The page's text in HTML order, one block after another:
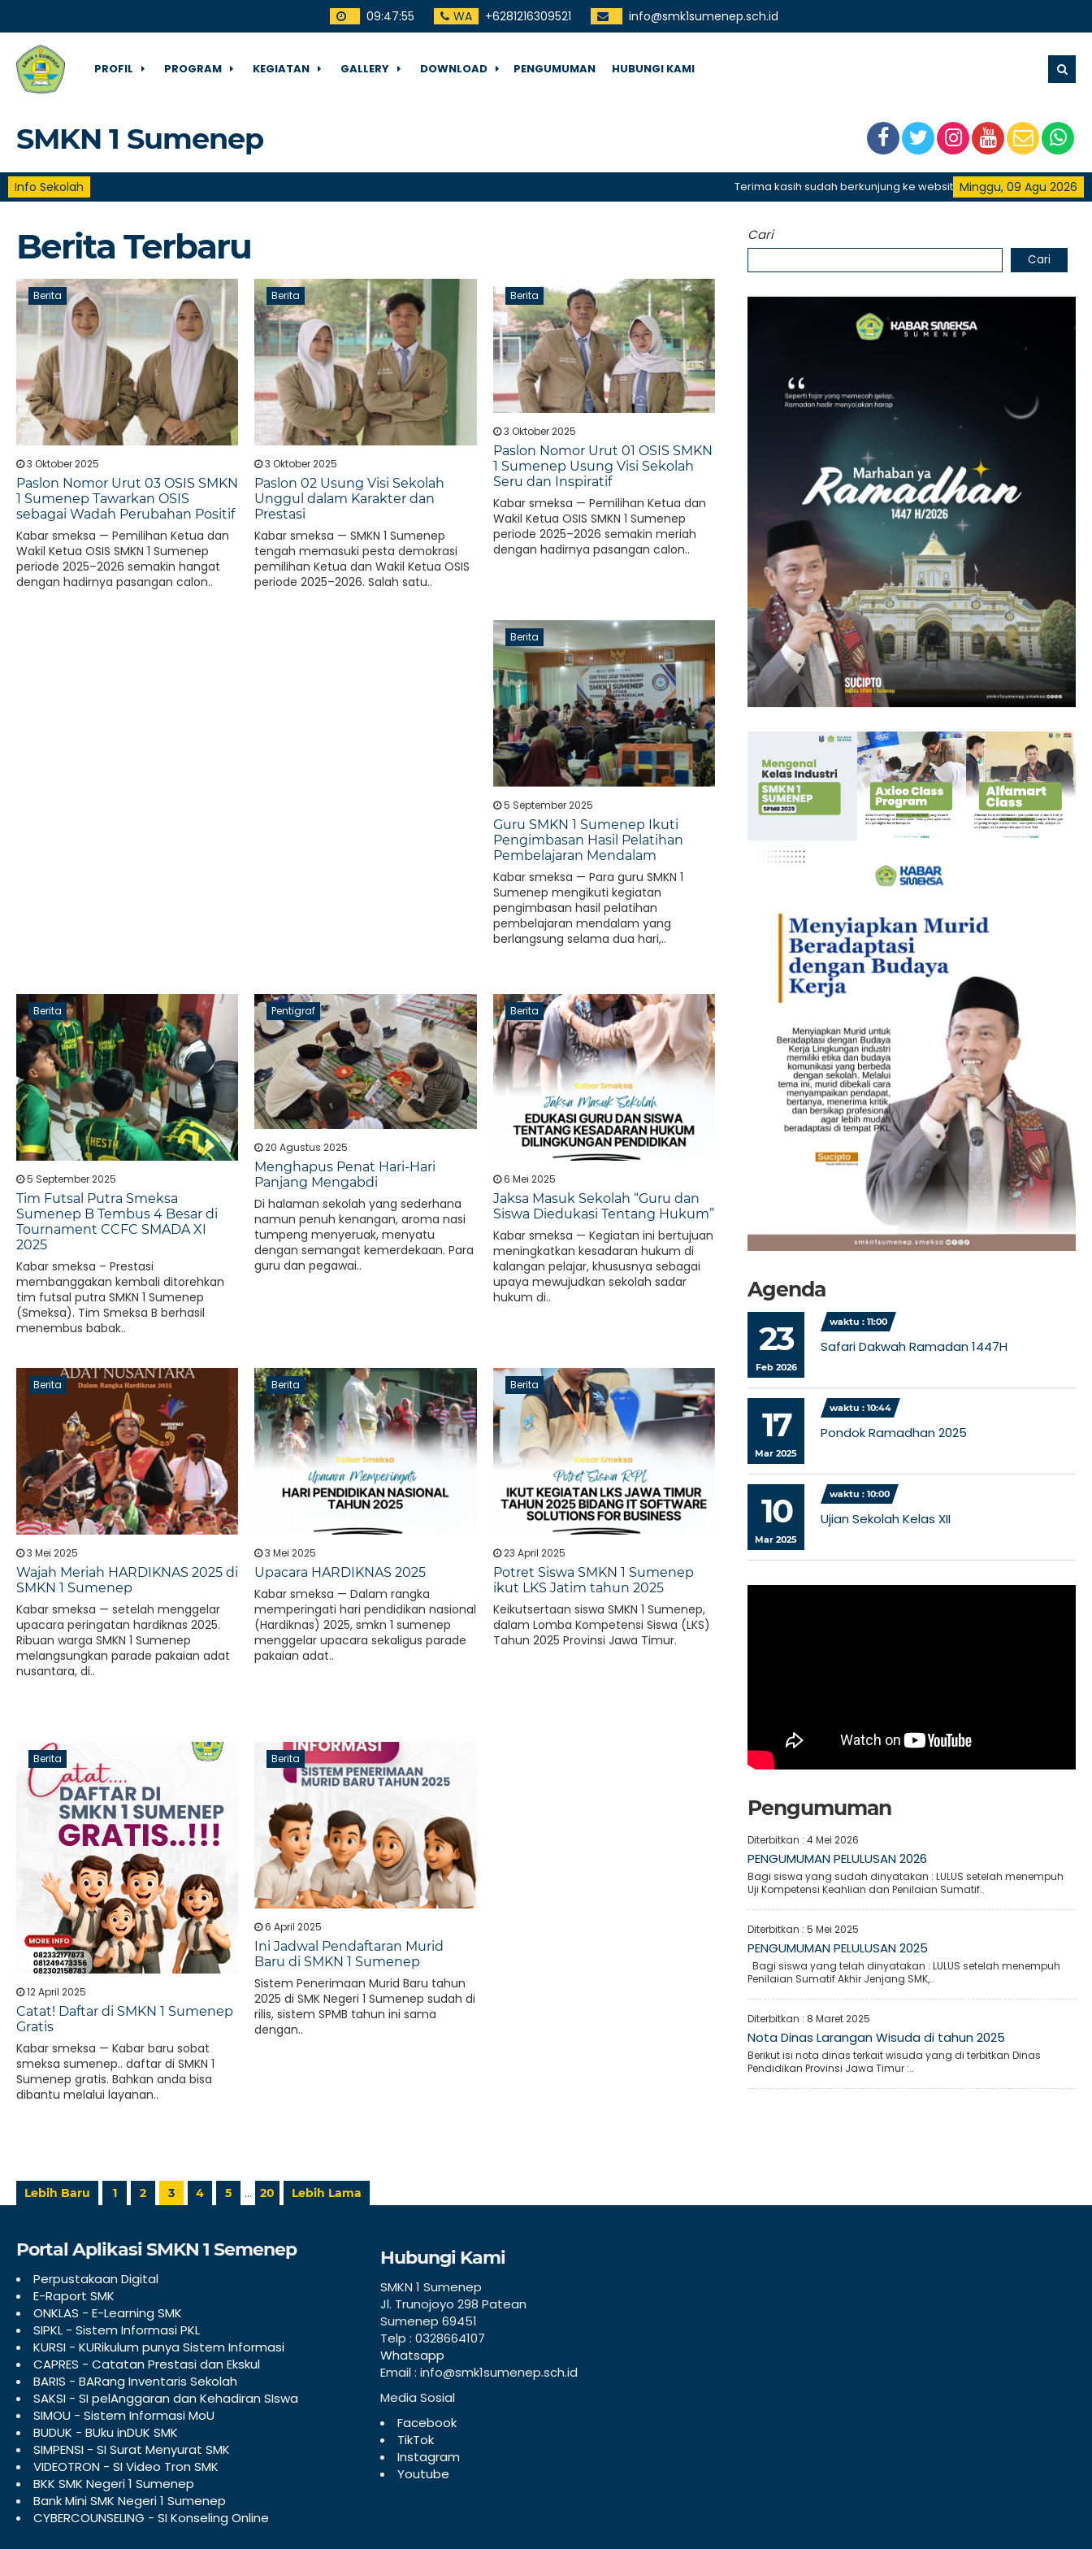
09:47:56 WA +6281216309521 info@smk1sumenep.sch.id
PROFIL PROGRAM KEGIATAN GALLERY DOWNLOAD PENGUMUMAN HUBUNGI KAMI
SMKN 1 Sumenep
Info Sekolah Minggu, 09 Agu 2026
Terima kasih sudah berkunjung ke website resmi SMKN 1 Sumenep, SMK
Berita Terbaru
Berita
3 Oktober 2025
Paslon Nomor Urut 03 OSIS SMKN
1 Sumenep Tawarkan OSIS
sebagai Wadah Perubahan Positif
Kabar smeksa — Pemilihan Ketua dan
Wakil Ketua OSIS SMKN 1 Sumenep
periode 2025–2026 semakin hangat
dengan hadirnya pasangan calon..
Berita
3 Oktober 2025
Paslon 02 Usung Visi Sekolah
Unggul dalam Karakter dan
Prestasi
Kabar smeksa — SMKN 1 Sumenep
tengah memasuki pesta demokrasi
pemilihan Ketua dan Wakil Ketua OSIS
periode 2025–2026. Salah satu..
Berita
3 Oktober 2025
Paslon Nomor Urut 01 OSIS SMKN
1 Sumenep Usung Visi Sekolah
Seru dan Inspiratif
Kabar smeksa — Pemilihan Ketua dan
Wakil Ketua OSIS SMKN 1 Sumenep
periode 2025–2026 semakin meriah
dengan hadirnya pasangan calon..
Berita
5 September 2025
Guru SMKN 1 Sumenep Ikuti
Pengimbasan Hasil Pelatihan
Pembelajaran Mendalam
Kabar smeksa — Para guru SMKN 1
Sumenep mengikuti kegiatan
pengimbasan hasil pelatihan
pembelajaran mendalam yang
berlangsung selama dua hari,..
Berita
5 September 2025
Tim Futsal Putra Smeksa
Sumenep B Tembus 4 Besar di
Tournament CCFC SMADA XI
2025
Kabar smeksa – Prestasi
membanggakan kembali ditorehkan
tim futsal putra SMKN 1 Sumenep
(Smeksa). Tim Smeksa B berhasil
menembus babak..
Pentigraf
20 Agustus 2025
Menghapus Penat Hari-Hari
Panjang Mengabdi
Di halaman sekolah yang sederhana
namun penuh kenangan, aroma nasi
tumpeng menyeruak, menyatu
dengan semangat kemerdekaan. Para
guru dan pegawai..
Berita
6 Mei 2025
Jaksa Masuk Sekolah “Guru dan
Siswa Diedukasi Tentang Hukum”
Kabar smeksa — Kegiatan ini bertujuan
meningkatkan kesadaran hukum di
kalangan pelajar, khususnya sebagai
upaya mewujudkan sekolah sadar
hukum di..
Berita
3 Mei 2025
Wajah Meriah HARDIKNAS 2025 di
SMKN 1 Sumenep
Kabar smeksa — setelah menggelar
upacara peringatan hardiknas 2025.
Ribuan warga SMKN 1 Sumenep
melangsungkan parade pakaian adat
nusantara, di..
Berita
3 Mei 2025
Upacara HARDIKNAS 2025
Kabar smeksa — Dalam rangka
memperingati hari pendidikan nasional
(Hardiknas) 2025, smkn 1 sumenep
menggelar upacara sekaligus parade
pakaian adat..
Berita
23 April 2025
Potret Siswa SMKN 1 Sumenep
ikut LKS Jatim tahun 2025
Keikutsertaan siswa SMKN 1 Sumenep,
dalam Lomba Kompetensi Siswa (LKS)
Tahun 2025 Provinsi Jawa Timur.
Berita
12 April 2025
Catat! Daftar di SMKN 1 Sumenep
Gratis
Kabar smeksa — Kabar baru sobat
smeksa sumenep.. daftar di SMKN 1
Sumenep gratis. Bahkan anda bisa
dibantu melalui layanan..
Berita
6 April 2025
Ini Jadwal Pendaftaran Murid
Baru di SMKN 1 Sumenep
Sistem Penerimaan Murid Baru tahun
2025 di SMK Negeri 1 Sumenep sudah di
rilis, sistem SPMB tahun ini sama
dengan..
Lebih Baru 1 2 3 4 5 … 20 Lebih Lama
Cari
Cari
Agenda
23
Feb 2026
waktu : 11:00
Safari Dakwah Ramadan 1447H
17
Mar 2025
waktu : 10:44
Pondok Ramadhan 2025
10
Mar 2025
waktu : 10:00
Ujian Sekolah Kelas XII
Pengumuman
Diterbitkan :4 Mei 2026
PENGUMUMAN PELULUSAN 2026
Bagi siswa yang sudah dinyatakan : LULUS setelah menempuh
Uji Kompetensi Keahlian dan Penilaian Sumatif..
Diterbitkan :5 Mei 2025
PENGUMUMAN PELULUSAN 2025
Bagi siswa yang telah dinyatakan : LULUS setelah menempuh
Penilaian Sumatif Akhir Jenjang SMK,..
Diterbitkan : 8 Maret 2025
Nota Dinas Larangan Wisuda di tahun 2025
Berikut isi nota dinas terkait wisuda yang di terbitkan Dinas
Pendidikan Provinsi Jawa Timur :..
Portal Aplikasi SMKN 1 Semenep
Perpustakaan Digital
E-Raport SMK
ONKLAS - E-Learning SMK
SIPKL - Sistem Informasi PKL
KURSI - KURikulum punya Sistem Informasi
CAPRES - Catatan Prestasi dan Ekskul
BARIS - BARang Inventaris Sekolah
SAKSI - SI pelAnggaran dan Kehadiran SIswa
SIMOU - Sistem Informasi MoU
BUDUK - BUku inDUK SMK
SIMPENSI - SI Surat Menyurat SMK
VIDEOTRON - SI Video Tron SMK
BKK SMK Negeri 1 Sumenep
Bank Mini SMK Negeri 1 Sumenep
CYBERCOUNSELING - SI Konseling Online
Hubungi Kami
SMKN 1 Sumenep
Jl. Trunojoyo 298 Patean
Sumenep 69451
Telp : 0328664107
Whatsapp
Email : info@smk1sumenep.sch.id
Media Sosial
Facebook
TikTok
Instagram
Youtube